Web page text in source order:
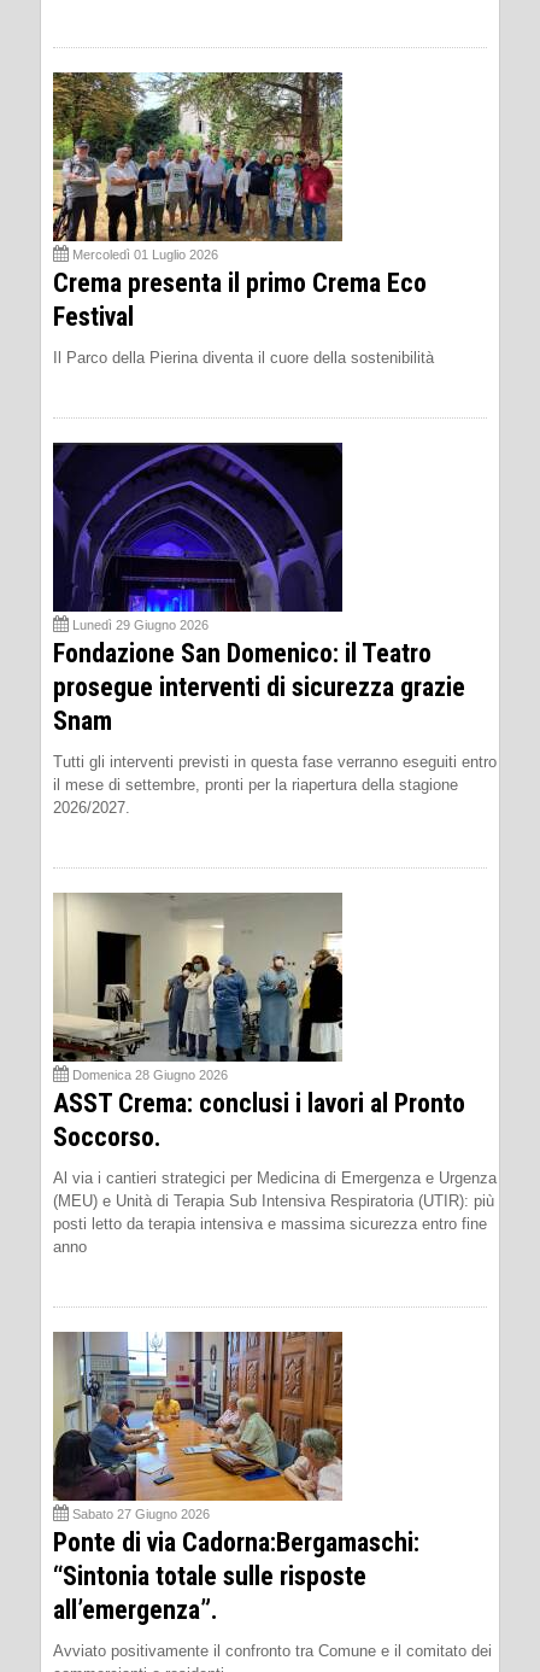
Mercoledì 01 Luglio 2026
Crema presenta il primo Crema Eco
Festival
Il Parco della Pierina diventa il cuore della sostenibilità
Lunedì 29 Giugno 2026
Fondazione San Domenico: il Teatro
prosegue interventi di sicurezza grazie
Snam
Tutti gli interventi previsti in questa fase verranno eseguiti entro
il mese di settembre, pronti per la riapertura della stagione
2026/2027.
Domenica 28 Giugno 2026
ASST Crema: conclusi i lavori al Pronto
Soccorso.
Al via i cantieri strategici per Medicina di Emergenza e Urgenza
(MEU) e Unità di Terapia Sub Intensiva Respiratoria (UTIR): più
posti letto da terapia intensiva e massima sicurezza entro fine
anno
Sabato 27 Giugno 2026
Ponte di via Cadorna:Bergamaschi:
“Sintonia totale sulle risposte
all’emergenza”.
Avviato positivamente il confronto tra Comune e il comitato dei